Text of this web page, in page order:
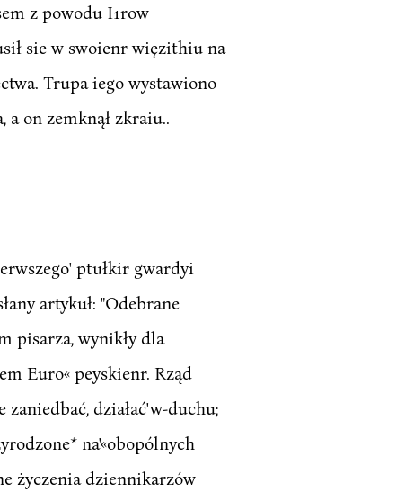
z powodu I1row
sie w swoienr więzithiu na
Trupa iego wystawiono
on zemknął zkraiu..
ptułkir gwardyi
artykuł: "Odebrane
pisarza, wynikły dla
Euro« peyskienr. Rząd
działać'w-duchu;
na'«obopólnych
życzenia dziennikarzów